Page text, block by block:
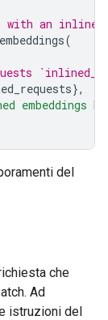
with an inline
(
},
embeddings
del
che
Ad
istruzioni del